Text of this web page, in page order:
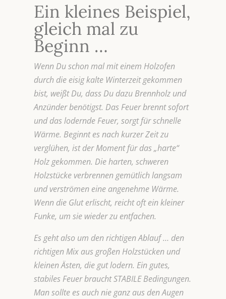
Ein kleines Beispiel,
gleich mal zu
Beginn …
Wenn Du schon mal mit einem Holzofen
durch die eisig kalte Winterzeit gekommen
bist, weißt Du, dass Du dazu Brennholz und
Anzünder benötigst. Das Feuer brennt sofort
und das lodernde Feuer, sorgt für schnelle
Wärme. Beginnt es nach kurzer Zeit zu
verglühen, ist der Moment für das „harte“
Holz gekommen. Die harten, schweren
Holzstücke verbrennen gemütlich langsam
und verströmen eine angenehme Wärme.
Wenn die Glut erlischt, reicht oft ein kleiner
Funke, um sie wieder zu entfachen.
Es geht also um den richtigen Ablauf … den
richtigen Mix aus großen Holzstücken und
kleinen Ästen, die gut lodern. Ein gutes,
stabiles Feuer braucht STABILE Bedingungen.
Man sollte es auch nie ganz aus den Augen